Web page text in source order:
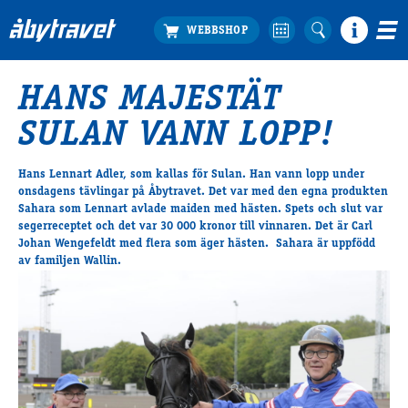
Köp biljett
Travprogrammet
Bra att veta
Restauranger
Catering by Lyon
Hotell nära oss
Presentkort
Tävlingsdagar
FAQ
HANS MAJESTÄT
SULAN VANN LOPP!
Hans Lennart Adler, som kallas för Sulan. Han vann lopp under
onsdagens tävlingar på Åbytravet. Det var med den egna produkten
Sahara som Lennart avlade maiden med hästen. Spets och slut var
segerreceptet och det var 30 000 kronor till vinnaren. Det är Carl
Johan Wengefeldt med flera som äger hästen. Sahara är uppfödd
av familjen Wallin.